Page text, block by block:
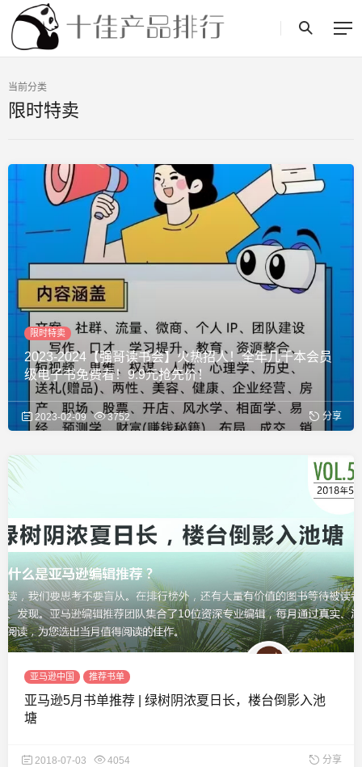
当前分类
限时特卖
限时特卖
2023-2024【强哥读书会】火热招人！全年几千本会员
级电子书免费看！9.9元抢先价！
2023-02-09 3752 分享
亚马逊中国 推荐书单
亚马逊5月书单推荐 | 绿树阴浓夏日长，楼台倒影入池
塘
2018-07-03 4054 分享